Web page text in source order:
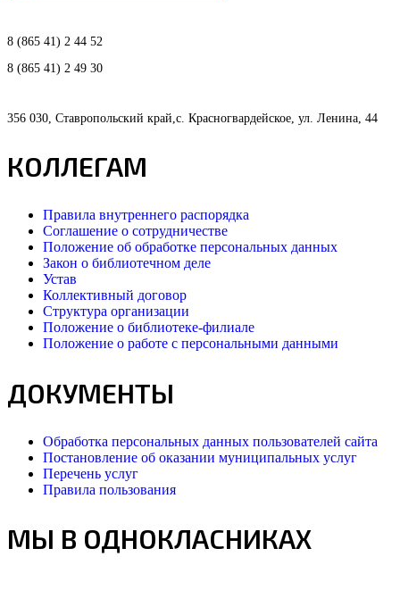
8 (865 41) 2 44 52
8 (865 41) 2 49 30
356 030, Ставропольский край,с. Красногвардейское, ул. Ленина, 44
КОЛЛЕГАМ
Правила внутреннего распорядка
Соглашение о сотрудничестве
Положение об обработке персональных данных
Закон о библиотечном деле
Устав
Коллективный договор
Структура организации
Положение о библиотеке-филиале
Положение о работе с персональными данными
ДОКУМЕНТЫ
Обработка персональных данных пользователей сайта
Постановление об оказании муниципальных услуг
Перечень услуг
Правила пользования
МЫ В ОДНОКЛАСНИКАХ